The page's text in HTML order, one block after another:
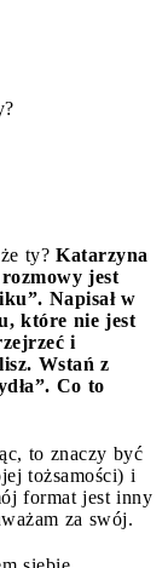
ty? Katarzyna
jest
Napisał w
które nie jest
i
Wstań z
Co to
to znaczy być
tożsamości) i
format jest inny
za swój.